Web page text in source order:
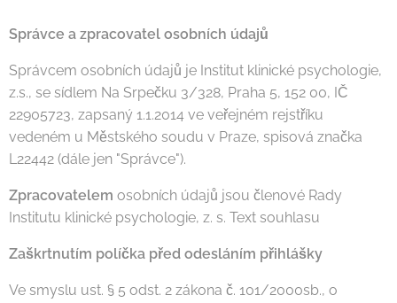
Správce a zpracovatel osobních údajů
Správcem osobních údajů je Institut klinické psychologie,
z.s., se sídlem Na Srpečku 3/328, Praha 5, 152 00, IČ
22905723, zapsaný 1.1.2014 ve veřejném rejstříku
vedeném u Městského soudu v Praze, spisová značka
L22442 (dále jen "Správce").
Zpracovatelem osobních údajů jsou členové Rady
Institutu klinické psychologie, z. s. Text souhlasu
Zaškrtnutím políčka před odesláním přihlášky
Ve smyslu ust. § 5 odst. 2 zákona č. 101/2000sb., o